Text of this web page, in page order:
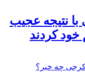
با نتیجه عجیب
خود کردند